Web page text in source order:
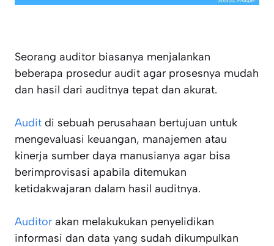
Seorang auditor biasanya menjalankan
beberapa prosedur audit agar prosesnya mudah
dan hasil dari auditnya tepat dan akurat.
Audit di sebuah perusahaan bertujuan untuk
mengevaluasi keuangan, manajemen atau
kinerja sumber daya manusianya agar bisa
berimprovisasi apabila ditemukan
ketidakwajaran dalam hasil auditnya.
Auditor akan melakukukan penyelidikan
informasi dan data yang sudah dikumpulkan